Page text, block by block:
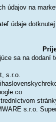
údajov na
údaje dotknutej
sa na dodaní
s.r.o.
s.r.o.